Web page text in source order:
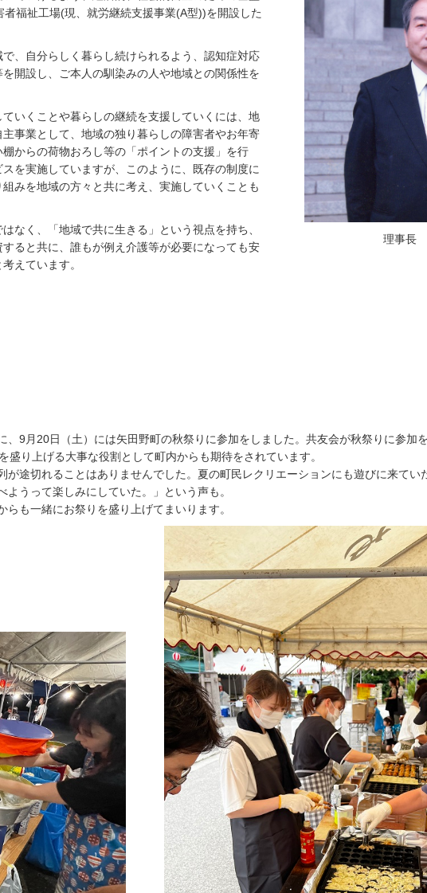
福祉工場(現、就労継続支援事業(A型))を開設した
、自分らしく暮らし続けられるよう、認知症対応
開設し、ご本人の馴染みの人や地域との関係性を
いくことや暮らしの継続を支援していくには、地
事業として、地域の独り暮らしの障害者やお年寄
からの荷物おろし等の「ポイントの支援」を行
を実施していますが、このように、既存の制度に
みを地域の方々と共に考え、実施していくことも
なく、「地域で共に生きる」という視点を持ち、
ると共に、誰もが例え介護等が必要になっても安
えています。
理事長
9月20日（土）には矢田野町の秋祭りに参加をしました。共友会が秋祭りに参加
り上げる大事な役割として町内からも期待をされています。
途切れることはありませんでした。夏の町民レクリエーションにも遊びに来てい
ようって楽しみにしていた。」という声も。
も一緒にお祭りを盛り上げてまいります。